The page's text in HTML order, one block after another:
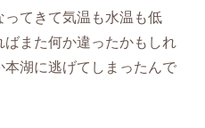
てきて気温も水温も低
また何か違ったかもしれ
本湖に逃げてしまったんで